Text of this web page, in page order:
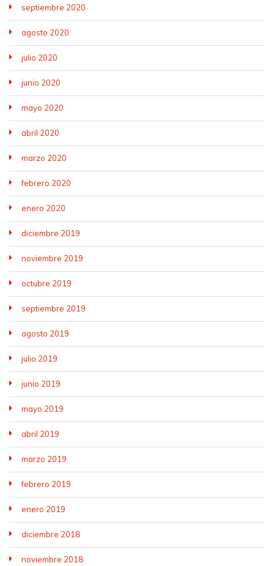
septiembre 2020
agosto 2020
julio 2020
junio 2020
mayo 2020
abril 2020
marzo 2020
febrero 2020
enero 2020
diciembre 2019
noviembre 2019
octubre 2019
septiembre 2019
agosto 2019
julio 2019
junio 2019
mayo 2019
abril 2019
marzo 2019
febrero 2019
enero 2019
diciembre 2018
noviembre 2018